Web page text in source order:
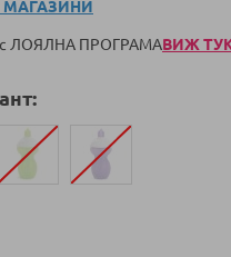
МАГАЗИНИ
с ЛОЯЛНА ПРОГРАМАВИЖ